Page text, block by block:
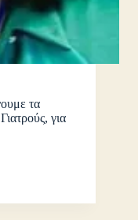
τα
για